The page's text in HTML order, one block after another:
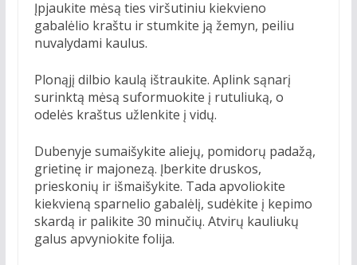
Įpjaukite mėsą ties viršutiniu kiekvieno
gabalėlio kraštu ir stumkite ją žemyn, peiliu
nuvalydami kaulus.
Plonąjį dilbio kaulą ištraukite. Aplink sąnarį
surinktą mėsą suformuokite į rutuliuką, o
odelės kraštus užlenkite į vidų.
Dubenyje sumaišykite aliejų, pomidorų padažą,
grietinę ir majonezą. Įberkite druskos,
prieskonių ir išmaišykite. Tada apvoliokite
kiekvieną sparnelio gabalėlį, sudėkite į kepimo
skardą ir palikite 30 minučių. Atvirų kauliukų
galus apvyniokite folija.